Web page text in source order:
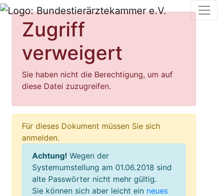
Zugriff
verweigert
Sie haben nicht die Berechtigung, um auf
diese Datei zuzugreifen.
Für dieses Dokument müssen Sie sich
anmelden.
Achtung! Wegen der
Systemumstellung am 01.06.2018 sind
alte Passwörter nicht mehr gültig.
Sie können sich aber leicht ein neues